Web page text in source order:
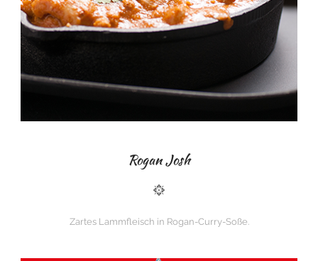
Rogan Josh
Zartes Lammfleisch in Rogan-Curry-Soße.